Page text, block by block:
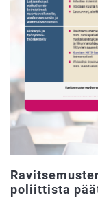
poliittista